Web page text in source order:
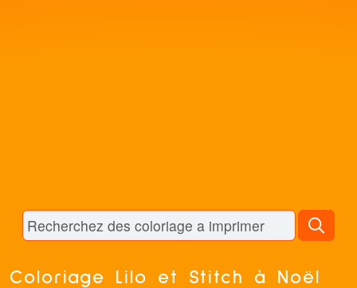
Coloriage Lilo et Stitch à Noël